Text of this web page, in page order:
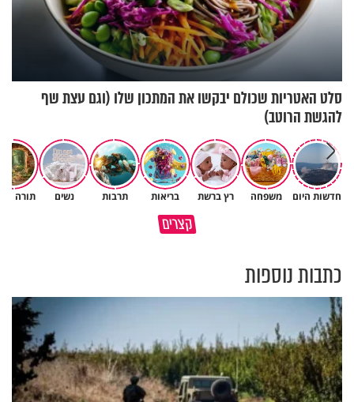
סלט האטריות שכולם יבקשו את המתכון שלו (וגם עצת שף
להגשת הרוטב)
חדשות היום משפחה רץ ברשת בריאות תרבות נשים תורה
קצריםמדוע האמונה נמשלה למלח?
גם ׳הרע׳ זה הרחמים של בורא
כתבות נוספות